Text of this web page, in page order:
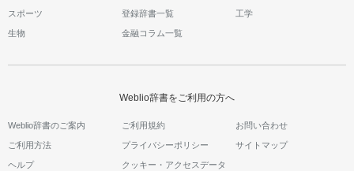
スポーツ 登録辞書一覧 工学
生物 金融コラム一覧
Weblio辞書をご利用の方へ
Weblio辞書のご案内 ご利用規約 お問い合わせ
ご利用方法 プライバシーポリシー サイトマップ
ヘルプ
クッキー・アクセスデータ